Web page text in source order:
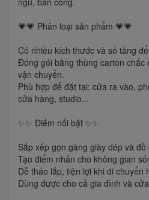
💗💗 Phân loại sản phẩm 💗💗
Có nhiều kích thước và số tầng
Đóng gói bằng thùng carton chắc
vận chuyển.
Phù hợp để đặt tại: cửa ra vào,
cửa hàng, studio...
✨✨ Điểm nổi bật ✨✨
Sắp xếp gọn gàng giày dép và đồ
Tạo điểm nhấn cho không gian
Dễ tháo lắp, tiện lợi khi di chuyển
Dùng được cho cả gia đình và